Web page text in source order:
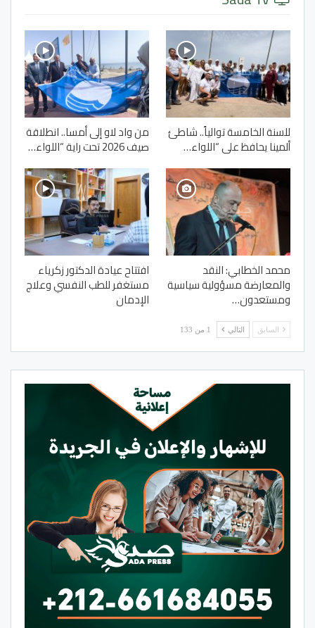
للسنة الخامسة توالياً.. شاطئ
ألمينا يحافظ على “اللواء…
من واد لاو إلى أمسا.. انطلاقة
صيف 2026 تحت راية “اللواء…
محمد الخطابي: النقد
والمعارضة مسؤولية سياسية
ومستعدون…
افتتاح عيادة الدكتور زكرياء
مستغفر للطب النفسي وعلاج
الإدمان
السابق التالي 1 من 133